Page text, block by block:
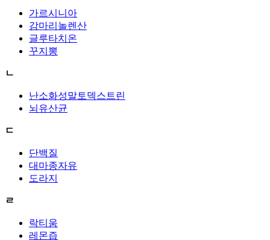
가르시니아
감마리놀렌산
글루타치온
꾸지뽕
ㄴ
난소화성말토덱스트린
뇌유산균
ㄷ
단백질
대마종자유
도라지
ㄹ
락티움
레몬즙